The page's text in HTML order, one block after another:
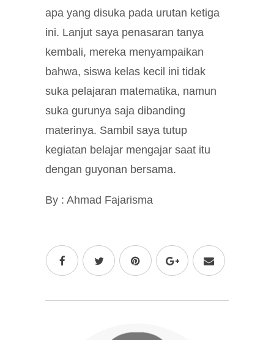
apa yang disuka pada urutan ketiga
ini. Lanjut saya penasaran tanya
kembali, mereka menyampaikan
bahwa, siswa kelas kecil ini tidak
suka pelajaran matematika, namun
suka gurunya saja dibanding
materinya. Sambil saya tutup
kegiatan belajar mengajar saat itu
dengan guyonan bersama.
By : Ahmad Fajarisma